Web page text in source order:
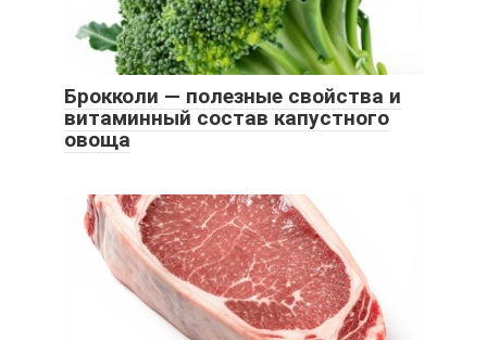
Брокколи — полезные свойства и
витаминный состав капустного
овоща